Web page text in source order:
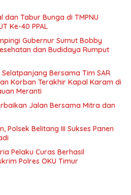
dan Tabur Bunga di TMPNU
Ke-40 PPAL
Gubernur Sumut Bobby
dan Budidaya Rumput
Selatpanjang Bersama Tim SAR
Korban Terakhir Kapal Karam di
Meranti
Jalan Bersama Mitra dan
Polsek Belitang III Sukses Panen
Pelaku Curas Berhasil
Polres OKU Timur